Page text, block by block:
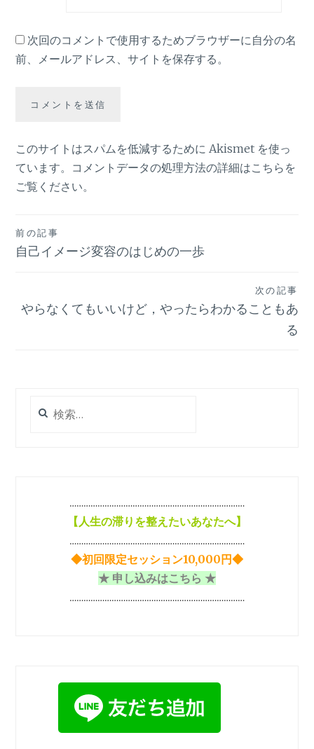
次回のコメントで使用するためブラウザーに自分の名
前、メールアドレス、サイトを保存する。
このサイトはスパムを低減するために Akismet を使っ
ています。 コメントデータの処理方法の詳細はこちらを
ご覧ください。
投
稿
ビ
前の記事
自己イメージ変容のはじめの一歩
次の記事
やらなくてもいいけど，やったらわかることもあ
る
索:
…………………………………………………………………
【人生の滞りを整えたいあなたへ】
…………………………………………………………………
◆初回限定セッション10,000円◆
★ 申し込みはこちら ★
…………………………………………………………………